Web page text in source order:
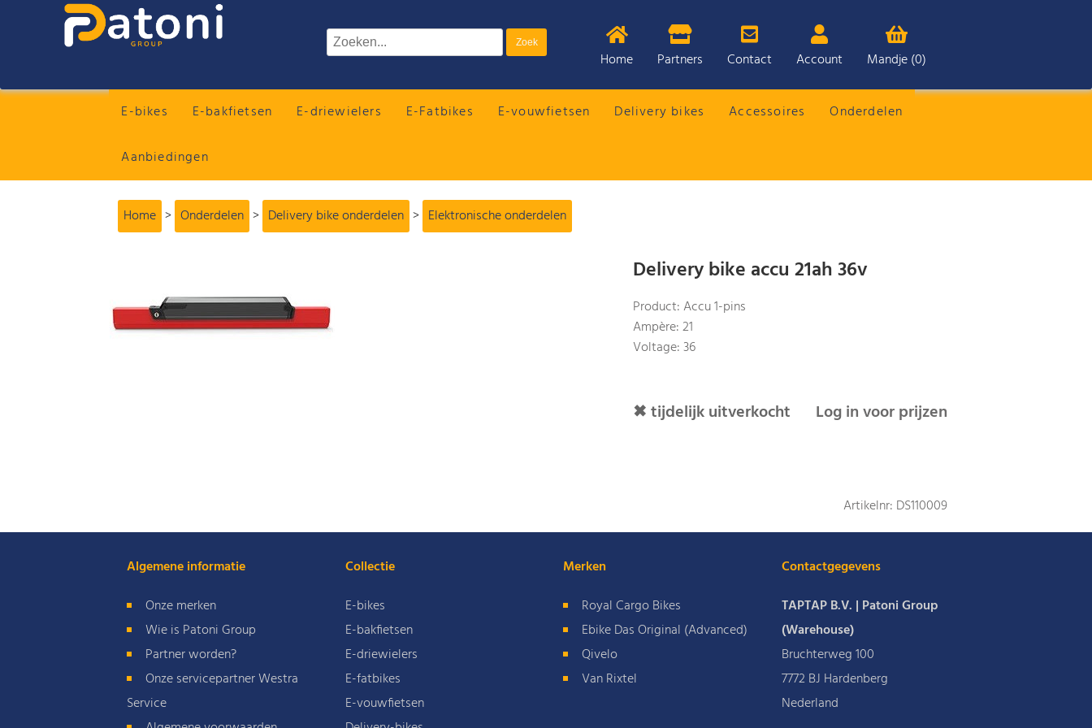
Home Partners Contact Account Mandje (0)
E-bikes E-bakfietsen E-driewielers E-Fatbikes E-vouwfietsen Delivery bikes Accessoires Onderdelen
Aanbiedingen
Home > Onderdelen > Delivery bike onderdelen > Elektronische onderdelen
Delivery bike accu 21ah 36v
Product: Accu 1-pins
Ampère: 21
Voltage: 36
✖ tijdelijk uitverkocht Log in voor prijzen
Artikelnr: DS110009
Algemene informatie
Onze merken
Wie is Patoni Group
Partner worden?
Onze servicepartner Westra
Service
Collectie
E-bikes
E-bakfietsen
E-driewielers
E-fatbikes
E-vouwfietsen
Merken
Royal Cargo Bikes
Ebike Das Original (Advanced)
Qivelo
Van Rixtel
Contactgegevens
TAPTAP B.V. | Patoni Group
(Warehouse)
Bruchterweg 100
7772 BJ Hardenberg
Nederland